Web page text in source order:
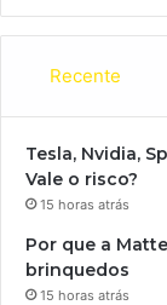
Recente
Tesla, Nvidia,
Vale o risco?
15 horas atrás
Por que a
brinquedos
15 horas atrás